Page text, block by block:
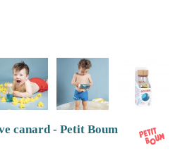
canard - Petit Boum